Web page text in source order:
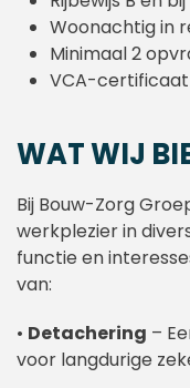
Woonachtig in
Minimaal 2
VCA-
WAT WIJ
Bij Bouw-Zorg
werkplezier in
functie en
van:
• Detachering –
voor langdurige